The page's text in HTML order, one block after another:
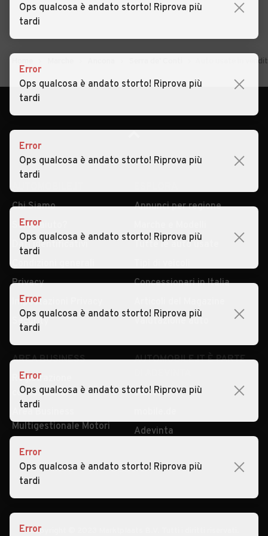
Auto usate in
Chi Siamo
Serve aiuto?
Dati identificativi
Privacy
Impostazioni Privacy
Security
Annunci per regione
Tutte le auto usate
Concessionari in Italia
Valutazione auto
AREA BUSINESS
Registrazione
concessionario
Multigestionale Motori
AUTOMOBILE.IT È PARTE
subito.it
Adevinta
SEGUICI
Copyright © 2023 Marktplaats B.V. Tutti i diritti riservati.
Ops qualcosa è andato storto! Riprova più
tardi
Error
Ops qualcosa è andato storto! Riprova più
tardi
Error
Ops qualcosa è andato storto! Riprova più
tardi
Error
Ops qualcosa è andato storto! Riprova più
tardi
Error
Ops qualcosa è andato storto! Riprova più
tardi
Error
Ops qualcosa è andato storto! Riprova più
tardi
Error
Ops qualcosa è andato storto! Riprova più
tardi
Error